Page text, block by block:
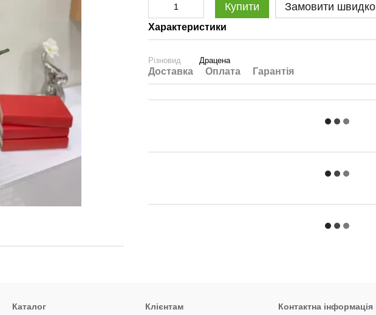
Купити Замовити швидко
Характеристики
Різновид Драцена
Доставка Оплата Гарантія
Каталог Клієнтам Контактна інформація